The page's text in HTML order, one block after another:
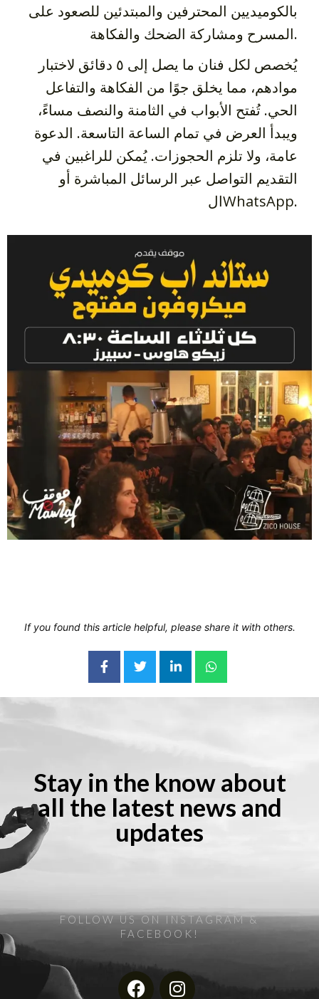
بالكوميديين المحترفين والمبتدئين للصعود على
المسرح ومشاركة الضحك والفكاهة.
يُخصص لكل فنان ما يصل إلى ٥ دقائق لاختبار
موادهم، مما يخلق جوًا من الفكاهة والتفاعل
الحي. تُفتح الأبواب في الثامنة والنصف مساءً،
ويبدأ العرض في تمام الساعة التاسعة. الدعوة
عامة، ولا تلزم الحجوزات. يُمكن للراغبين في
التقديم التواصل عبر الرسائل المباشرة أو
الWhatsApp.
If you found this article helpful, please share it with others.
Stay in the know about
all the latest news and
updates
FOLLOW US ON INSTAGRAM &
FACEBOOK!